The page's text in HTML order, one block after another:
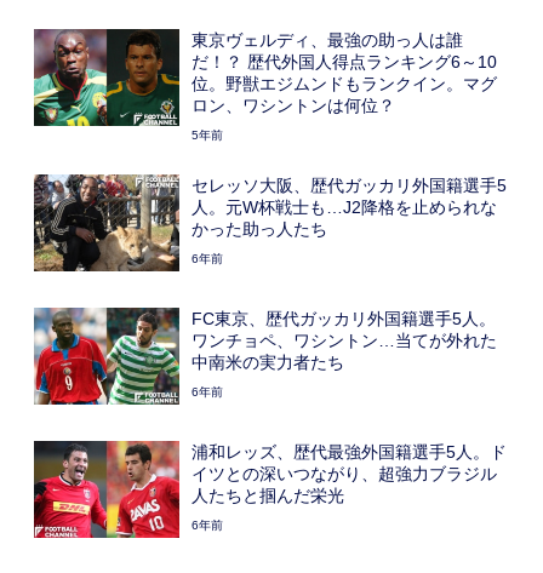
東京ヴェルディ、最強の助っ人は誰
だ！？ 歴代外国人得点ランキング6～10
位。野獣エジムンドもランクイン。マグ
ロン、ワシントンは何位？
5年前
セレッソ大阪、歴代ガッカリ外国籍選手5
人。元W杯戦士も…J2降格を止められな
かった助っ人たち
6年前
FC東京、歴代ガッカリ外国籍選手5人。
ワンチョペ、ワシントン…当てが外れた
中南米の実力者たち
6年前
浦和レッズ、歴代最強外国籍選手5人。ド
イツとの深いつながり、超強力ブラジル
人たちと掴んだ栄光
6年前